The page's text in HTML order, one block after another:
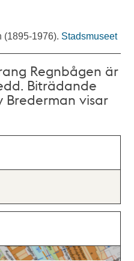
(1895-1976). Stadsmuseet
Regnbågen är
Biträdande
Brederman visar